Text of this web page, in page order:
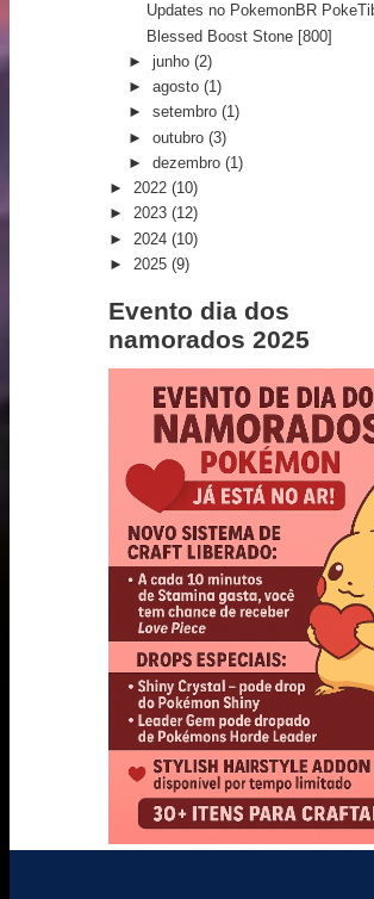
Updates no PokemonBR
Blessed Boost Stone [800]
► junho (2)
► agosto (1)
► setembro (1)
► outubro (3)
► dezembro (1)
► 2022 (10)
► 2023 (12)
► 2024 (10)
► 2025 (9)
Evento dia dos
namorados 2025